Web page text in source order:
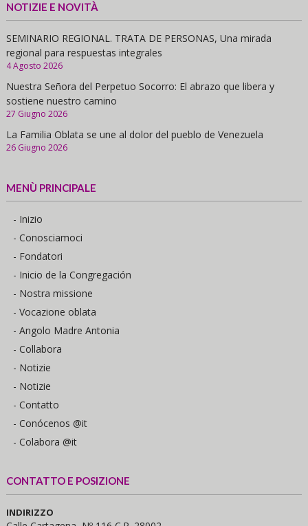
NOTIZIE E NOVITÀ
SEMINARIO REGIONAL. TRATA DE PERSONAS, Una mirada
regional para respuestas integrales
4 Agosto 2026
Nuestra Señora del Perpetuo Socorro: El abrazo que libera y
sostiene nuestro camino
27 Giugno 2026
La Familia Oblata se une al dolor del pueblo de Venezuela
26 Giugno 2026
MENÙ PRINCIPALE
- Inizio
- Conosciamoci
- Fondatori
- Inicio de la Congregación
- Nostra missione
- Vocazione oblata
- Angolo Madre Antonia
- Collabora
- Notizie
- Notizie
- Contatto
- Conócenos @it
- Colabora @it
CONTATTO E POSIZIONE
INDIRIZZO